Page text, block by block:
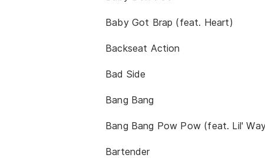
Baby Got Brap (feat. Heart)
Backseat Action
Bad Side
Bang Bang
Bang Bang Pow Pow (feat. Lil'
Bartender